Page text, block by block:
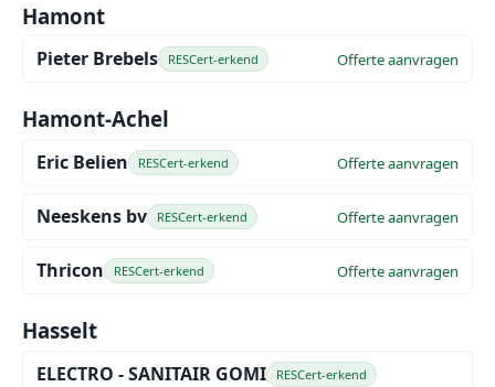
Hamont
Pieter Brebels RESCert-erkend Offerte aanvragen
Hamont-Achel
Eric Belien RESCert-erkend Offerte aanvragen
Neeskens bv RESCert-erkend Offerte aanvragen
Thricon RESCert-erkend Offerte aanvragen
Hasselt
ELECTRO - SANITAIR GOMI RESCert-erkend